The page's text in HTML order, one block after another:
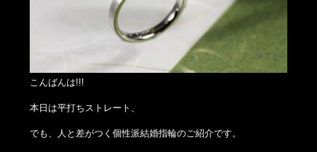
こんばんは!!!
本日は平打ちストレート、
でも、人と差がつく個性派結婚指輪のご紹介です。